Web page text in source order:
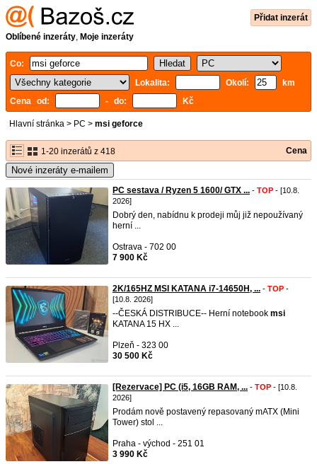
Přidat inzerát
Oblíbené inzeráty, Moje inzeráty
Co:
Lokalita:
Okolí:
km
Cena od:
- do: Kč
Hlavní stránka > PC > msi geforce
1-20 inzerátů z 418 Cena
Nové inzeráty e-mailem
PC sestava / Ryzen 5 1600/ GTX ... - TOP - [10.8.
2026]
Dobrý den, nabídnu k prodeji můj již nepoužívaný
herní ...
Ostrava - 702 00
7 900 Kč
2K/165HZ MSI KATANA i7-14650H, ... - TOP -
[10.8. 2026]
--ČESKÁ DISTRIBUCE-- Herní notebook msi
KATANA 15 HX ...
Plzeň - 323 00
30 500 Kč
[Rezervace] PC (i5, 16GB RAM, ... - TOP - [10.8.
2026]
Prodám nově postavený repasovaný mATX (Mini
Tower) stol ...
Praha - východ - 251 01
3 990 Kč